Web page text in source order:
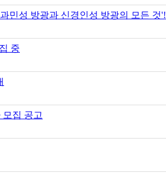
민성 방광과 신경인성 방광의 모든 것'!
중
집 공고